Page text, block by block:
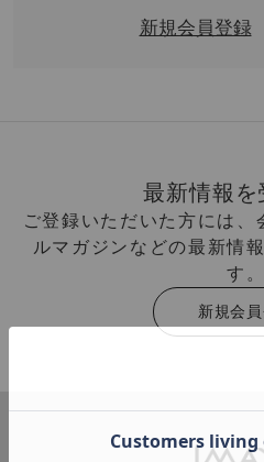
新規会員登録
最新情報を
ご登録いただいた方には、
ルマガジンなどの最新情
す。
新規会